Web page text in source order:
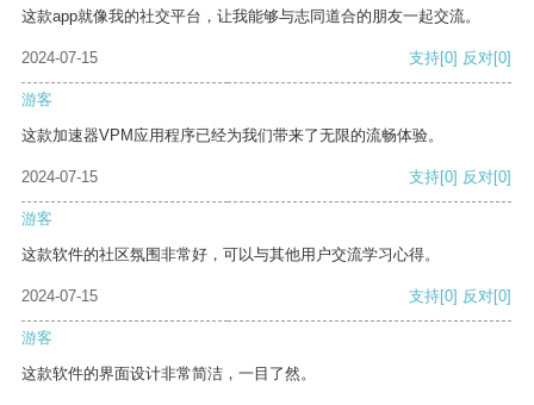
这款app就像我的社交平台，让我能够与志同道合的朋友一起交流。
2024-07-15 支持[0] 反对[0]
游客
这款加速器VPM应用程序已经为我们带来了无限的流畅体验。
2024-07-15 支持[0] 反对[0]
游客
这款软件的社区氛围非常好，可以与其他用户交流学习心得。
2024-07-15 支持[0] 反对[0]
游客
这款软件的界面设计非常简洁，一目了然。